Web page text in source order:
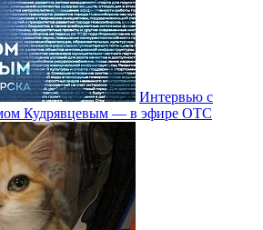
Интервью с
Кудрявцевым — в эфире ОТС